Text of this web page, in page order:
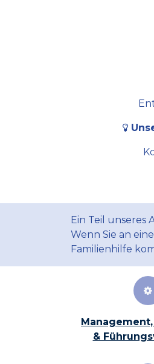
Ein Teil unseres
Wenn Sie an
Familienhilfe
&